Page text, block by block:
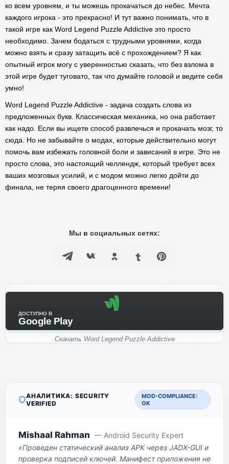
ко всем уровням, и ты можешь прокачаться до небес. Мечта
каждого игрока - это прекрасно! И тут важно понимать, что в
такой игре как Word Legend Puzzle Addictive это просто
необходимо. Зачем бодаться с трудными уровнями, когда
можно взять и сразу затащить всё с прохождением? Я как
опытный игрок могу с уверенностью сказать, что без взлома в
этой игре будет туговато, так что думайте головой и ведите себя
умно!
Word Legend Puzzle Addictive - задача создать слова из
предложенных букв. Классическая механика, но она работает
как надо. Если вы ищете способ развлечься и прокачать мозг, то
сюда. Но не забывайте о модах, которые действительно могут
помочь вам избежать головной боли и зависаний в игре. Это не
просто слова, это настоящий челлендж, который требует всех
ваших мозговых усилий, и с модом можно легко дойти до
финала, не теряя своего драгоценного времени!
Мы в социальных сетях:
ДОСТУПНО В
Google Play
Скачать Word Legend Puzzle Addictive
АНАЛИТИКА: SECURITY
VERIFIED
MOD-COMPLIANCE:
OK
Mishaal Rahman — Android Security Expert
«Проведен статический анализ APK через JADX-GUI и
проверка подписей ключей. Манифест приложения не